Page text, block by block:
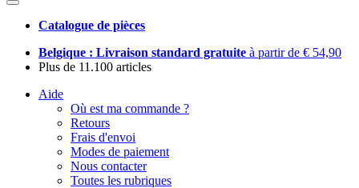
Catalogue de pièces
Belgique : Livraison standard gratuite à partir de € 54,90
Plus de 11.100 articles
Aide
Où est ma commande ?
Retours
Frais d'envoi
Modes de paiement
Nous contacter
Toutes les rubriques